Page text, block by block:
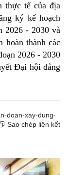
thực tế của địa
ký kế hoạch
2026 - 2030 và
hoàn thành các
2026 - 2030
Đại hội đảng
doan-xay-dung-
Sao chép liên kết